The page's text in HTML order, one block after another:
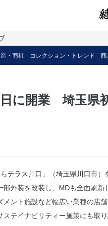
・商社 コレクション・トレンド 商
に開業 埼玉県
テラス川口」（埼玉県川口市
外装を改装し、MDも全面刷
ント施設など幅広い業種の店
テイナビリティー施策にも取り